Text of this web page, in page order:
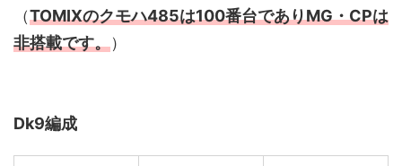
（TOMIXのクモハ485は100番台でありMG・CPは
非搭載です。）
Dk9編成